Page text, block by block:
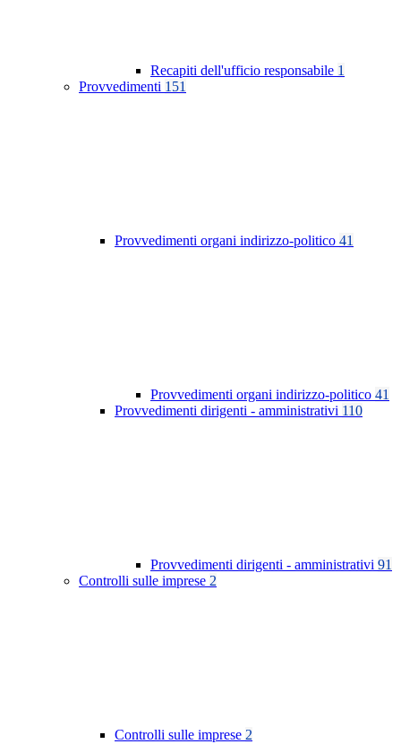
Recapiti dell'ufficio responsabile 1
Provvedimenti 151
Provvedimenti organi indirizzo-politico 41
Provvedimenti organi indirizzo-politico 41
Provvedimenti dirigenti - amministrativi 110
Provvedimenti dirigenti - amministrativi 91
Controlli sulle imprese 2
Controlli sulle imprese 2